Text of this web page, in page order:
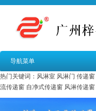
导航菜单
热门关键词： 风淋室 风淋门 传递窗
流传递窗 自净式传递窗 风淋传递窗